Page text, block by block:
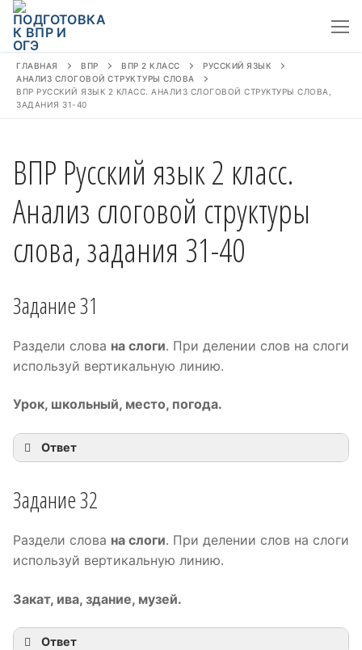
Перейти
содержимому
ГЛАВНАЯ ВПР ВПР 2 КЛАСС
РУССКИЙ ЯЗЫК
АНАЛИЗ СЛОГОВОЙ СТРУКТУРЫ СЛОВА
ВПР РУССКИЙ ЯЗЫК 2 КЛАСС. АНАЛИЗ СЛОГОВОЙ СТРУКТУРЫ СЛОВА,
ЗАДАНИЯ 31-40
ВПР Русский язык 2 класс.
Анализ слоговой структуры
слова, задания 31-40
Задание 31
Раздели слова на слоги. При делении слов на слоги
используй вертикальную линию.
Урок, школьный, место, погода.
Ответ
Задание 32
Раздели слова на слоги. При делении слов на слоги
используй вертикальную линию.
Закат, ива, здание, музей.
Ответ